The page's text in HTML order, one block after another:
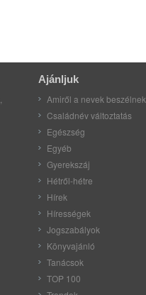
Ajánljuk
Amiről a nevek beszélnek
Családnév változtatás
Egészség
Egyéb
Gyerekszáj
Hétről-hétre
Hírek
Hírességek
Jogszabályok
Könyvajánló
Tanácsok
TOP 100